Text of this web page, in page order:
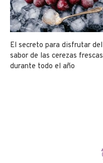
El secreto para disfrutar del
sabor de las cerezas frescas
durante todo el año